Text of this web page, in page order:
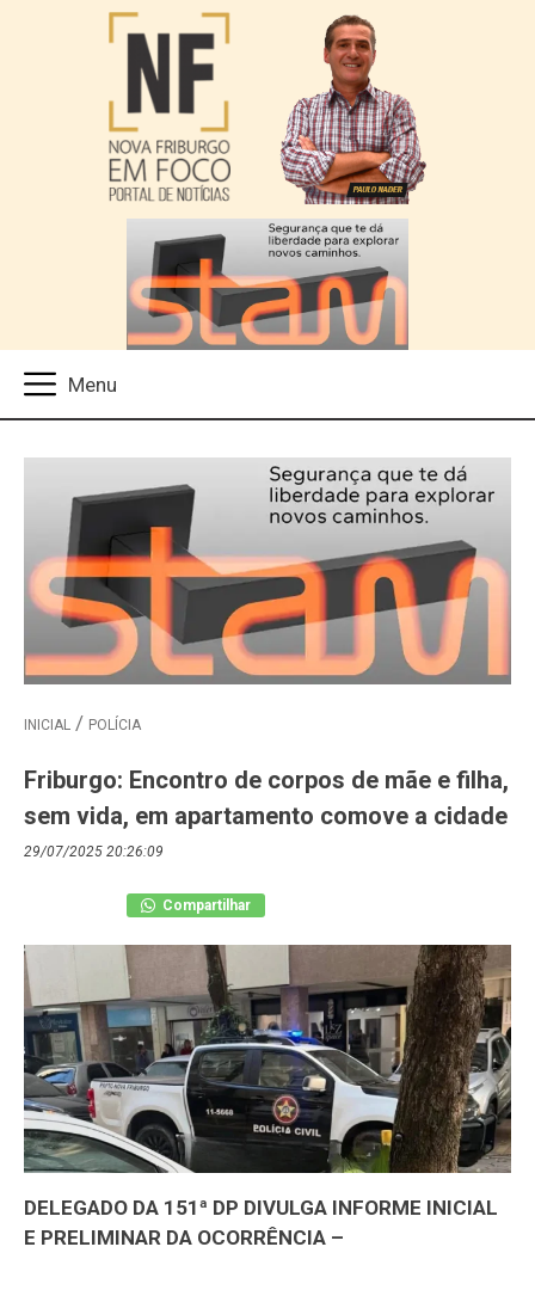
INICIAL POLÍCIA
Friburgo: Encontro de corpos de mãe e filha,
sem vida, em apartamento comove a cidade
29/07/2025 20:26:09
Compartilhar
DELEGADO DA 151ª DP DIVULGA INFORME INICIAL
E PRELIMINAR DA OCORRÊNCIA –